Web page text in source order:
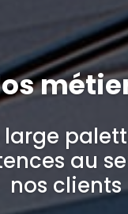
large
au
nos clients